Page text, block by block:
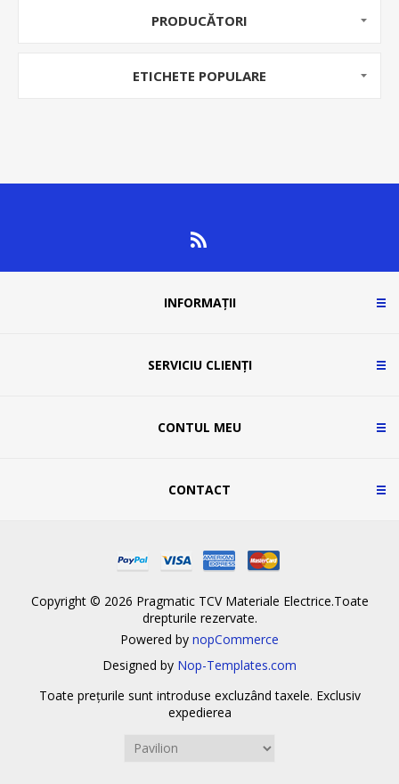
PRODUCĂTORI
ETICHETE POPULARE
INFORMAȚII
SERVICIU CLIENȚI
CONTUL MEU
CONTACT
Copyright © 2026 Pragmatic TCV Materiale Electrice.Toate
drepturile rezervate.
Powered by nopCommerce
Designed by Nop-Templates.com
Toate prețurile sunt introduse excluzând taxele. Exclusiv
expedierea